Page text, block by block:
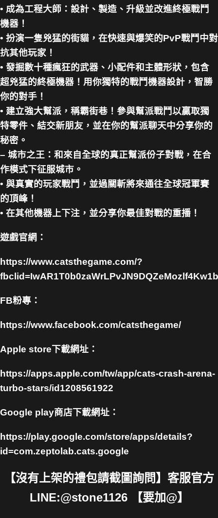
• 成為工程大師：設計、製造、升級並改進終極戰鬥
機器！
• 扮演一隻兇猛的街貓，在快速與爆笑的PvP戰鬥中對
抗其他玩家！
• 發掘數十種瘋狂的武器、小配件和主體形狀，包含
超兇猛的終極機器！用你獨特的戰鬥機器設計，智勝
你的對手！
• 建立強大幫派，稱霸街巷！參與幫派戰鬥以贏取獨
特零件、結交新朋友，並在你的幫派聊天中分享你的
秘密。
– 城市之王：和來自全球的真正幫派份子對戰，在合
作模式下征服城市。
• 與真實的玩家戰鬥，並過關斬將來通往全球冠軍賽
的頂峰！
• 在其他機器上下注，並分享你最佳對戰的重播！
遊戲官網：
https://www.catsthegame.com/?
FB粉專：
https://www.facebook.com/catsthegame/
Apple store下載網址：
https://apps.apple.com/tw/app/cats-crash-arena-
turbo-stars/id1208561922
Google play商店下載網址：
https://play.google.com/store/apps/details?
id=com.zeptolab.cats.google
【沒有上架的禮包請截圖詢問】客服官方
LINE:@stone1126 【要加@】